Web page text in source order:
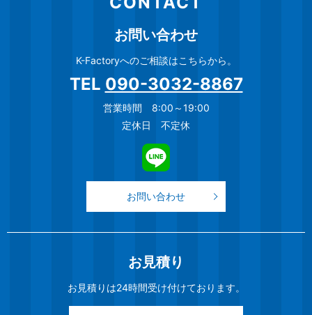
お問い合わせ
K-Factoryへのご相談はこちらから。
TEL 090-3032-8867
営業時間 8:00～19:00
定休日 不定休
お問い合わせ
お見積り
お見積りは24時間受け付けております。